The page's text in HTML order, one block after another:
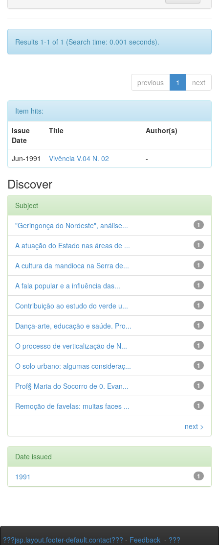
Results 1-1 of 1 (Search time: 0.001 seconds).
previous 1 next
Item hits:
Issue
Date
Title Author(s)
Jun-1991 Vivência V.04 N. 02 -
Discover
Subject
1
"Geringonça do Nordeste", análise...
1
A atuação do Estado nas áreas de ...
1
A cultura da mandioca na Serra de...
1
A fala popular e a influência das...
1
Contribuição ao estudo do verde u...
1
Dança-arte, educação e saúde. Pro...
1
O processo de verticalização de N...
1
O solo urbano: algumas consideraç...
1
Prof§ Maria do Socorro de 0. Evan...
1
Remoção de favelas: muitas faces ...
next >
Date issued
1
1991
???jsp.layout.footer-default.contact??? - Feedback - ???